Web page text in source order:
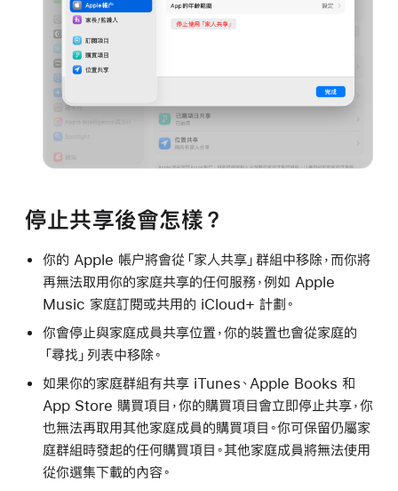
停止共享後會怎樣？
你的 Apple 帳户將會從「家人共享」群組中移除，而你將
再無法取用你的家庭共享的任何服務，例如 Apple
Music 家庭訂閱或共用的 iCloud+ 計劃。
你會停止與家庭成員共享位置，你的裝置也會從家庭的
「尋找」列表中移除。
如果你的家庭群組有共享 iTunes、Apple Books 和
App Store 購買項目，你的購買項目會立即停止共享，你
也無法再取用其他家庭成員的購買項目。你可保留仍屬家
庭群組時發起的任何購買項目。其他家庭成員將無法使用
從你選集下載的內容。